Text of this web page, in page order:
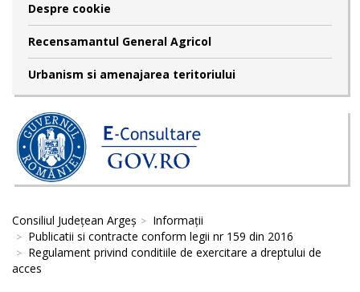
Despre cookie
Recensamantul General Agricol
Urbanism si amenajarea teritoriului
Consiliul Județean Argeș
Informații
Publicatii si contracte conform legii nr 159 din 2016
Regulament privind conditiile de exercitare a dreptului de
acces